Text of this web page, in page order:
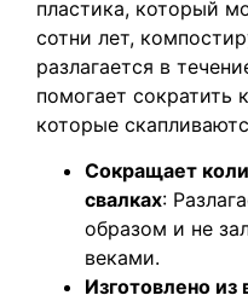
пластика, который
сотни лет,
разлагается в
помогает сократить
которые
Сокращает
свалках:
образом и не
веками.
Изготовлено